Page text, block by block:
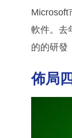
Microsoft
軟件。去
的的研發
佈局